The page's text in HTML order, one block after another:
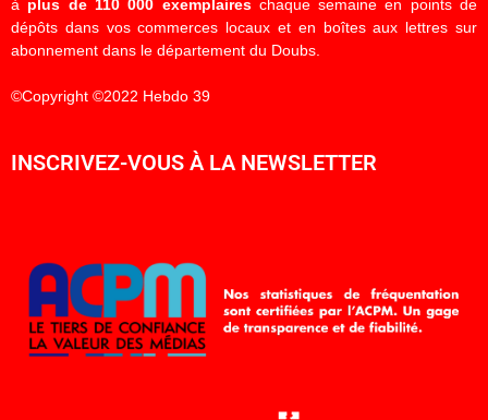
à plus de 110 000 exemplaireschaque semaine en points de
dépôts dans vos commerces locaux et en boîtes aux lettres sur
abonnement dans le département du Doubs.
©Copyright ©2022 Hebdo 39
INSCRIVEZ-VOUS À LA NEWSLETTER